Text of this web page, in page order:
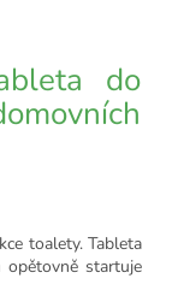
do
toalety. Tableta
opětovně startuje